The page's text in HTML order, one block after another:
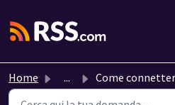
Home ... Come connettere il tuo account RSS.com al tuo canale